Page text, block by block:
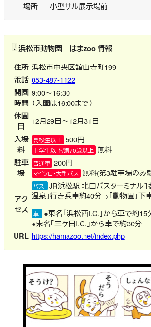
場所 小型サル展示場前
浜松市動物園 はまzoo 情報
住所 浜松市中央区舘山寺町199
電話 053-487-1122
開園
時間
9:00～16:30
（入園は16:00まで）
休園
日
12月29日～12月31日
入場
料
高校生以上 500円
中学生以下/満70歳以上 無料
駐車
場
普通車 200円
マイクロ・大型バス 無料(第3駐車場のみ
アク
セス
バス
JR浜松駅 北口バスターミナル１
温泉」行き乗車約40分→「動物園」下
車
●東名「浜松西I.C.」から車で約15
●東名「三ケ日I.C.」から車で約30分
URL https://hamazoo.net/index.php